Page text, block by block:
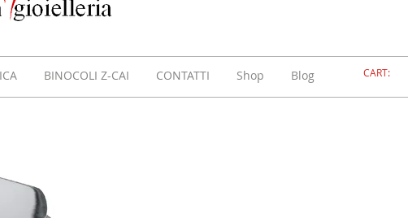
BINOCOLI Z-CAI CONTATTI Shop Blog CART: